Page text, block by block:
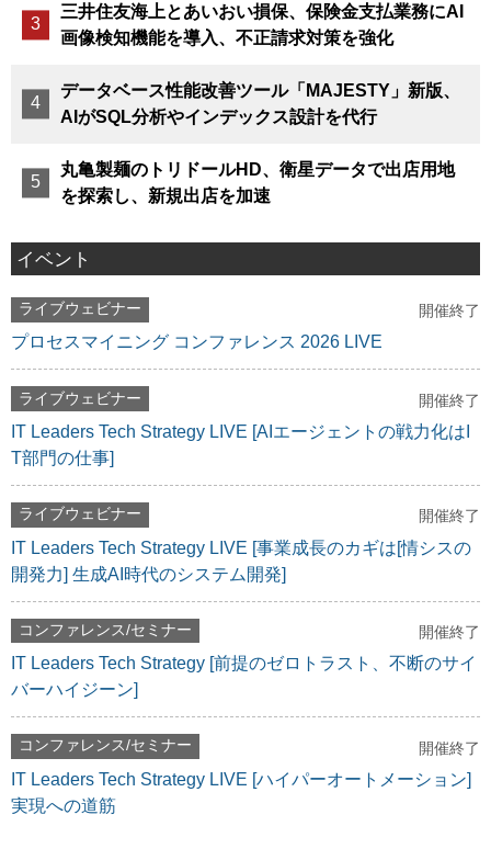
三井住友海上とあいおい損保、保険金支払業務にAI
画像検知機能を導入、不正請求対策を強化
データベース性能改善ツール「MAJESTY」新版、
AIがSQL分析やインデックス設計を代行
丸亀製麺のトリドールHD、衛星データで出店用地
を探索し、新規出店を加速
イベント
ライブウェビナー 開催終了
プロセスマイニング コンファレンス 2026 LIVE
ライブウェビナー 開催終了
IT Leaders Tech Strategy LIVE [AIエージェントの戦力化はI
T部門の仕事]
ライブウェビナー 開催終了
IT Leaders Tech Strategy LIVE [事業成長のカギは[情シスの
開発力] 生成AI時代のシステム開発]
コンファレンス/セミナー 開催終了
IT Leaders Tech Strategy [前提のゼロトラスト、不断のサイ
バーハイジーン]
コンファレンス/セミナー 開催終了
IT Leaders Tech Strategy LIVE [ハイパーオートメーション]
実現への道筋